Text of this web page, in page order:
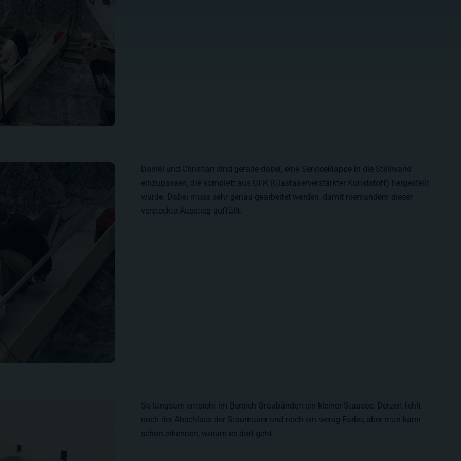
Daniel und Christian sind gerade dabei, eine Serviceklappe in die Steilwand
einzupassen, die komplett aus GFK (Glasfaserverstärkter Kunststoff) hergestellt
wurde. Dabei muss sehr genau gearbeitet werden, damit niemandem dieser
versteckte Ausstieg auffällt.
So langsam entsteht im Bereich Graubünden ein kleiner Stausee. Derzeit fehlt
noch der Abschluss der Staumauer und noch ein wenig Farbe, aber man kann
schon erkennen, worum es dort geht.